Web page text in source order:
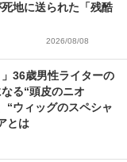
地に送られた「残酷
2026/08/08
」36歳男性ライターの
る“頭皮のニオ
“ウィッグのスペシャ
とは